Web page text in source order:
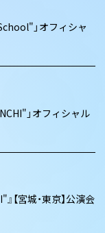
」オフィシャ
」オフィシャル
宮城・東京】公演会